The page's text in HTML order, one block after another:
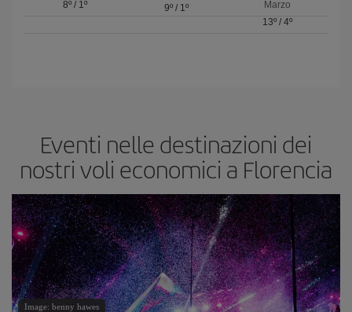
8º/ 1º
9º/ 1º
Marzo
13º/ 4º
Eventi nelle destinazioni dei
nostri voli economici a Florencia
Image: benny hawes